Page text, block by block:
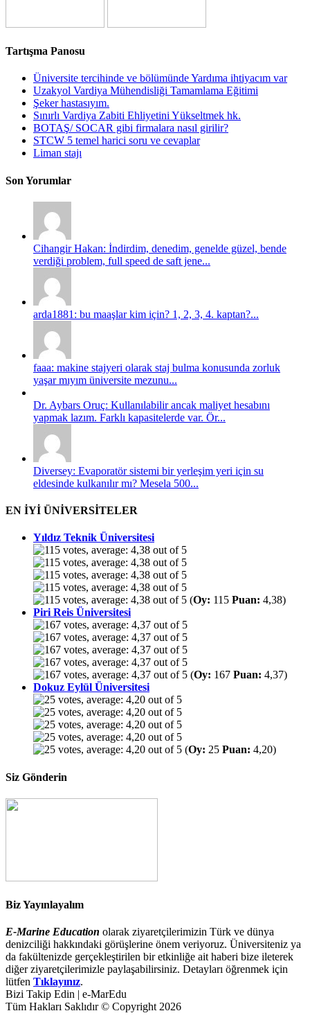
Tartışma Panosu
Üniversite tercihinde ve bölümünde Yardıma ihtiyacım var
Uzakyol Vardiya Mühendisliği Tamamlama Eğitimi
Şeker hastasıyım.
Sınırlı Vardiya Zabiti Ehliyetini Yükseltmek hk.
BOTAŞ/ SOCAR gibi firmalara nasıl girilir?
STCW 5 temel harici soru ve cevaplar
Liman stajı
Son Yorumlar
Cihangir Hakan: İndirdim, denedim, genelde güzel, bende
verdiği problem, full speed de saft jene...
arda1881: bu maaşlar kim için? 1, 2, 3, 4. kaptan?...
faaa: makine stajyeri olarak staj bulma konusunda zorluk
yaşar mıyım üniversite mezunu...
Dr. Aybars Oruç: Kullanılabilir ancak maliyet hesabını
yapmak lazım. Farklı kapasitelerde var. Ör...
Diversey: Evaporatör sistemi bir yerleşim yeri için su
eldesinde kulkanılır mı? Mesela 500...
EN İYİ ÜNİVERSİTELER
Yıldız Teknik Üniversitesi
(Oy: 115 Puan: 4,38)
Piri Reis Üniversitesi
(Oy: 167 Puan: 4,37)
Dokuz Eylül Üniversitesi
(Oy: 25 Puan: 4,20)
Siz Gönderin
Biz Yayınlayalım
E-Marine Education olarak ziyaretçilerimizin Türk ve dünya
denizciliği hakkındaki görüşlerine önem veriyoruz. Üniversiteniz ya
da fakültenizde gerçekleştirilen bir etkinliğe ait haberi bize ileterek
diğer ziyaretçilerimizle paylaşabilirsiniz. Detayları öğrenmek için
lütfen Tıklayınız.
Bizi Takip Edin | e-MarEdu
Tüm Hakları Saklıdır © Copyright 2026